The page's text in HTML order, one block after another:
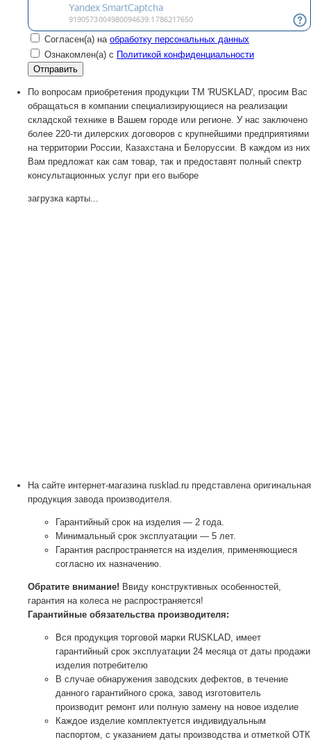
Согласен(а) на обработку персональных данных
Ознакомлен(а) с Политикой конфиденциальности
По вопросам приобретения продукции TM 'RUSKLAD', просим Вас
обращаться в компании специализирующиеся на реализации
складской технике в Вашем городе или регионе. У нас заключено
более 220-ти дилерских договоров с крупнейшими предприятиями
на территории России, Казахстана и Белоруссии. В каждом из них
Вам предложат как сам товар, так и предоставят полный спектр
консультационных услуг при его выборе
загрузка карты...
На сайте интернет-магазина rusklad.ru представлена оригинальная
продукция завода производителя.
Гарантийный срок на изделия — 2 года.
Минимальный срок эксплуатации — 5 лет.
Гарантия распространяется на изделия, применяющиеся
согласно их назначению.
Обратите внимание! Ввиду конструктивных особенностей,
гарантия на колеса не распространяется!
Гарантийные обязательства производителя:
Вся продукция торговой марки RUSKLAD, имеет
гарантийный срок эксплуатации 24 месяца от даты продажи
изделия потребителю
В случае обнаружения заводских дефектов, в течение
данного гарантийного срока, завод изготовитель
производит ремонт или полную замену на новое изделие
Каждое изделие комплектуется индивидуальным
паспортом, с указанием даты производства и отметкой ОТК